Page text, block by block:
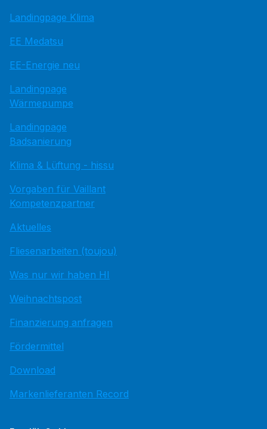
Landingpage Klima
EE Medatsu
EE-Energie neu
Landingpage
Wärmepumpe
Landingpage
Badsanierung
Klima & Lüftung - hissu
Vorgaben für Vaillant
Kompetenzpartner
Aktuelles
Fliesenarbeiten (toujou)
Was nur wir haben HI
Weihnachtspost
Finanzierung anfragen
Fördermittel
Download
Markenlieferanten Record